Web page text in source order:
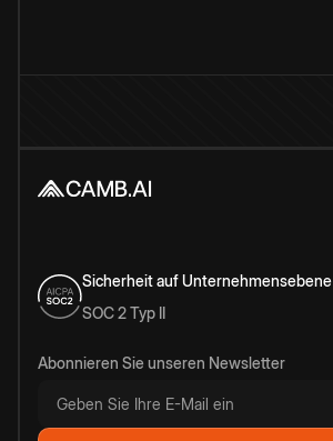
Sicherheit auf Unternehmensebene
SOC 2 Typ II
Abonnieren Sie unseren Newsletter